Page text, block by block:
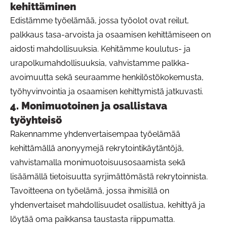
kehittäminen
Edistämme työelämää, jossa työolot ovat reilut,
palkkaus tasa-arvoista ja osaamisen kehittämiseen on
aidosti mahdollisuuksia. Kehitämme koulutus- ja
urapolkumahdollisuuksia, vahvistamme palkka-
avoimuutta sekä seuraamme henkilöstökokemusta,
työhyvinvointia ja osaamisen kehittymistä jatkuvasti.
4. Monimuotoinen ja osallistava
työyhteisö
Rakennamme yhdenvertaisempaa työelämää
kehittämällä anonyymejä rekrytointikäytäntöjä,
vahvistamalla monimuotoisuusosaamista sekä
lisäämällä tietoisuutta syrjimättömästä rekrytoinnista.
Tavoitteena on työelämä, jossa ihmisillä on
yhdenvertaiset mahdollisuudet osallistua, kehittyä ja
löytää oma paikkansa taustasta riippumatta.